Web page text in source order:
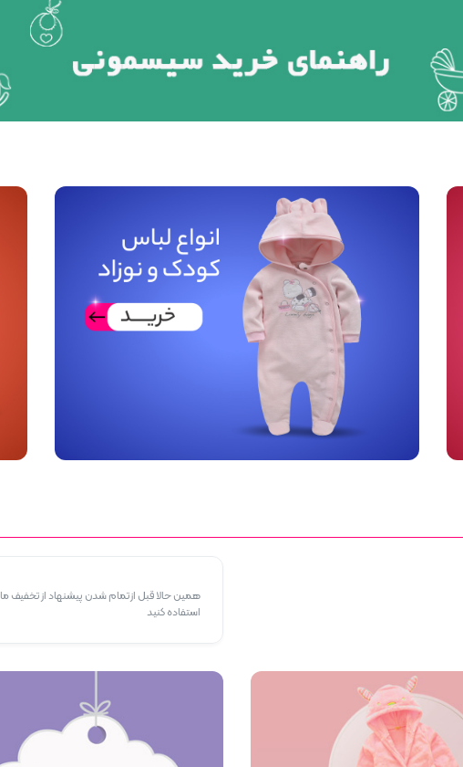
همین حالا قبل از تمام شدن پیشنهاد از تخفیف ما
استفاده کنید